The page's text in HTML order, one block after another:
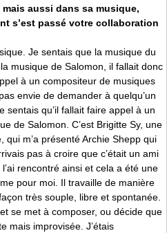
aussi dans sa musique,
s’est passé votre collaboration
Je sentais que la musique du
musique de Salomon, il fallait donc
à un compositeur de musiques
envie de demander à quelqu’un
sentais qu’il fallait faire appel à un
de Salomon. C’est Brigitte Sy, une
m’a présenté Archie Shepp qui
pas à croire que c’était un ami
rencontré ainsi et cela a été une
pour moi. Il travaille de manière
très souple, libre et spontanée.
se met à composer, ou décide que
mais improvisée. J’étais